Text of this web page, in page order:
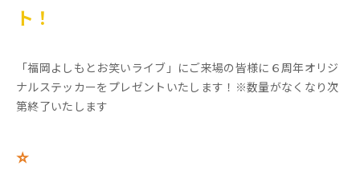
ト！
「福岡よしもとお笑いライブ」にご来場の皆様に６周年オリジ
ナルステッカーをプレゼントいたします！※数量がなくなり次
第終了いたします
⭐